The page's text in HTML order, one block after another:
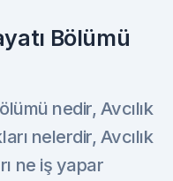
Bölümü
nedir, Avcılık
nelerdir, Avcılık
ne iş yapar